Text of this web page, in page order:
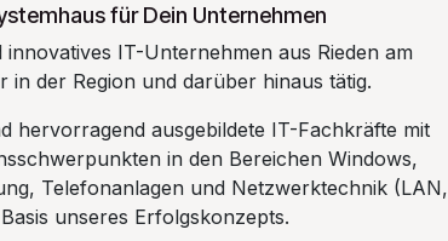
für Dein Unternehmen
IT-Unternehmen aus Rieden am
in der Region und darüber hinaus tätig.
hervorragend ausgebildete IT-Fachkräfte mit
in den Bereichen Windows,
Telefonanlagen und Netzwerktechnik (LAN,
unseres Erfolgskonzepts.